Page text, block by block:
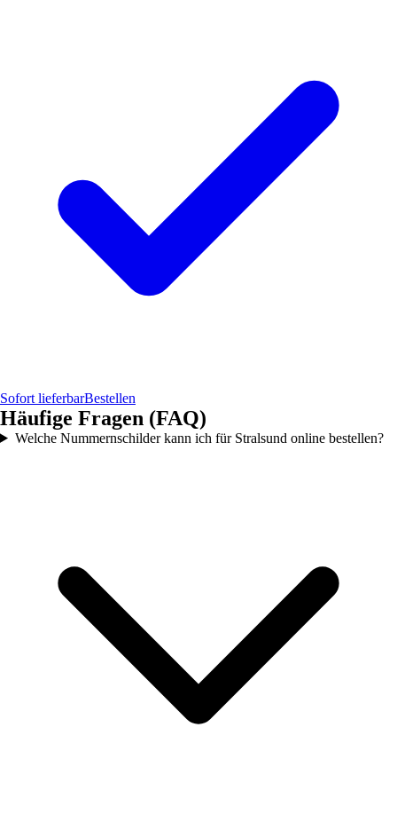
Sofort lieferbarBestellen
Häufige Fragen (FAQ)
Welche Nummernschilder kann ich für Stralsund online bestellen?